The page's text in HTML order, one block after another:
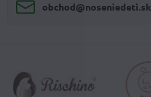
obchod​@noseniedeti​.sk